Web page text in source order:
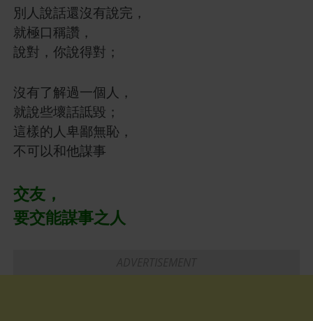
別人說話還沒有說完，
就極口稱讚，
說對，你說得對；
沒有了解過一個人，
就說些壞話詆毀；
這樣的人卑鄙無恥，
不可以和他謀事
交友，
要交能謀事之人